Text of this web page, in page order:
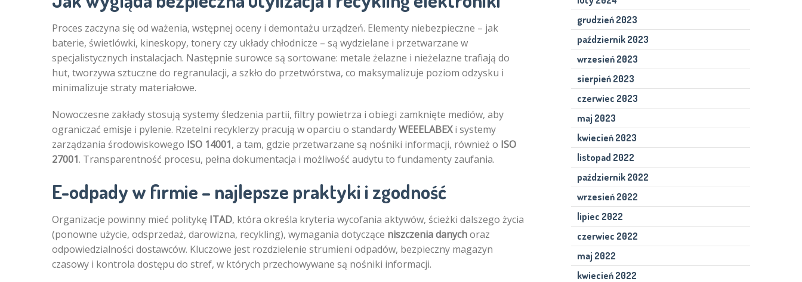
Proces zaczyna się od ważenia, wstępnej oceny i demontażu urządzeń. Elementy niebezpieczne – jak
baterie, świetlówki, kineskopy, tonery czy układy chłodnicze – są wydzielane i przetwarzane w
specjalistycznych instalacjach. Następnie surowce są sortowane: metale żelazne i nieżelazne trafiają do
hut, tworzywa sztuczne do regranulacji, a szkło do przetwórstwa, co maksymalizuje poziom odzysku i
minimalizuje straty materiałowe.
Nowoczesne zakłady stosują systemy śledzenia partii, filtry powietrza i obiegi zamknięte mediów, aby
ograniczać emisje i pylenie. Rzetelni recyklerzy pracują w oparciu o standardyWEEELABEXi systemy
zarządzania środowiskowego ISO 14001, a tam, gdzie przetwarzane są nośniki informacji, również o ISO
27001. Transparentność procesu, pełna dokumentacja i możliwość audytu to fundamenty zaufania.
E-odpady w firmie – najlepsze praktyki i zgodność
Organizacje powinny mieć politykę ITAD, która określa kryteria wycofania aktywów, ścieżki dalszego życia
(ponowne użycie, odsprzedaż, darowizna, recykling), wymagania dotyczące niszczenia danychoraz
odpowiedzialności dostawców. Kluczowe jest rozdzielenie strumieni odpadów, bezpieczny magazyn
czasowy i kontrola dostępu do stref, w których przechowywane są nośniki informacji.
grudzień 2023
październik 2023
wrzesień 2023
sierpień 2023
czerwiec 2023
maj 2023
kwiecień 2023
listopad 2022
październik 2022
wrzesień 2022
lipiec 2022
czerwiec 2022
maj 2022
kwiecień 2022